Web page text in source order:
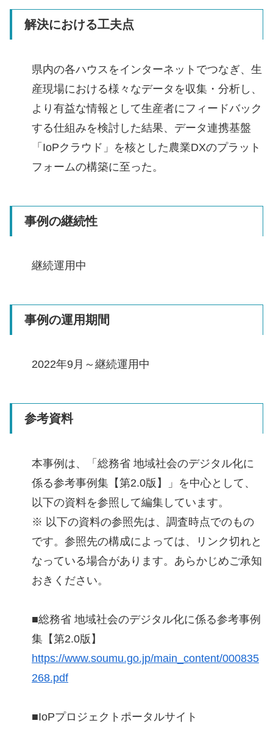
解決における工夫点
県内の各ハウスをインターネットでつなぎ、生
産現場における様々なデータを収集・分析し、
より有益な情報として生産者にフィードバック
する仕組みを検討した結果、データ連携基盤
「IoPクラウド」を核とした農業DXのプラット
フォームの構築に至った。
事例の継続性
継続運用中
事例の運用期間
2022年9月～継続運用中
参考資料
本事例は、「総務省 地域社会のデジタル化に
係る参考事例集【第2.0版】」を中心として、
以下の資料を参照して編集しています。
※ 以下の資料の参照先は、調査時点でのもの
です。参照先の構成によっては、リンク切れと
なっている場合があります。あらかじめご承知
おきください。
■総務省 地域社会のデジタル化に係る参考事例
集【第2.0版】
https://www.soumu.go.jp/main_content/000835
268.pdf
■IoPプロジェクトポータルサイト